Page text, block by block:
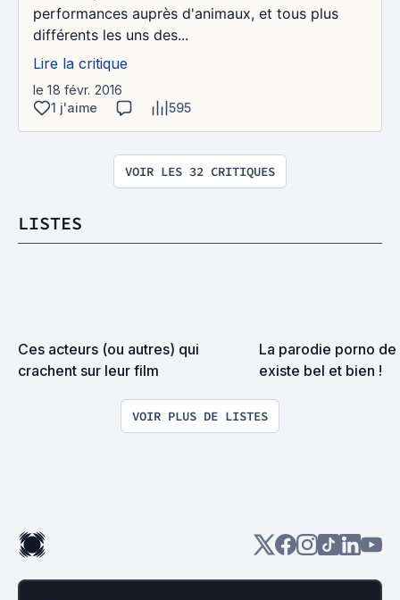
performances auprès d'animaux, et tous plus
différents les uns des...
Lire la critique
le 18 févr. 2016
1 j'aime
595
VOIR LES 32 CRITIQUES
LISTES
Ces acteurs (ou autres) qui
crachent sur leur film
La parodie porno
existe bel et bien !
VOIR PLUS DE LISTES